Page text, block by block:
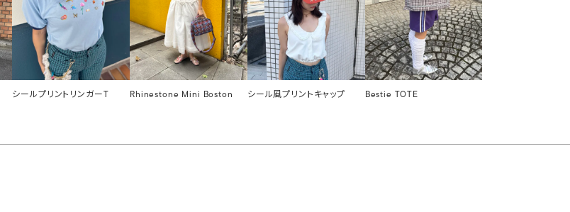
シールプリントリンガーT Rhinestone Mini Boston シール風プリントキャップ Bestie TOTE